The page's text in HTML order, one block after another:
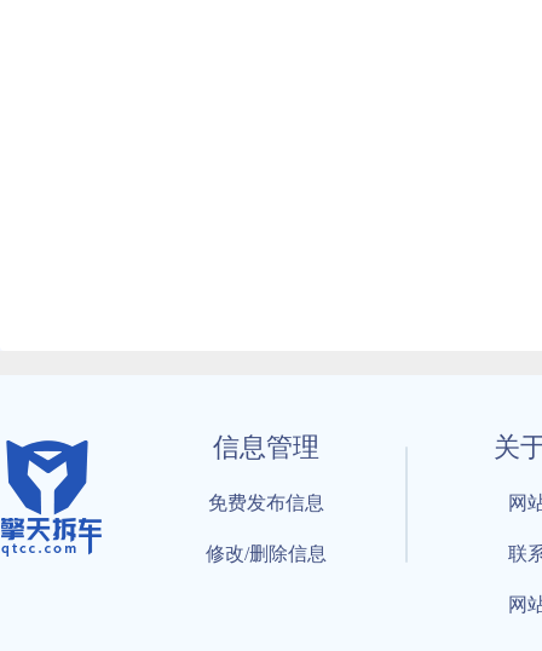
信息管理
免费发布信息
修改/删除信息
关
网
联
网